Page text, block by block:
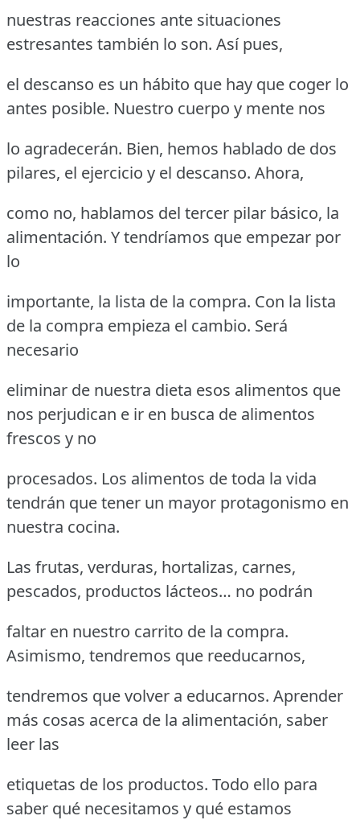
nuestras reacciones ante situaciones
estresantes también lo son. Así pues,
el descanso es un hábito que hay que coger lo
antes posible. Nuestro cuerpo y mente nos
lo agradecerán. Bien, hemos hablado de dos
pilares, el ejercicio y el descanso. Ahora,
como no, hablamos del tercer pilar básico, la
alimentación. Y tendríamos que empezar por
lo
importante, la lista de la compra. Con la lista
de la compra empieza el cambio. Será
necesario
eliminar de nuestra dieta esos alimentos que
nos perjudican e ir en busca de alimentos
frescos y no
procesados. Los alimentos de toda la vida
tendrán que tener un mayor protagonismo en
nuestra cocina.
Las frutas, verduras, hortalizas, carnes,
pescados, productos lácteos… no podrán
faltar en nuestro carrito de la compra.
Asimismo, tendremos que reeducarnos,
tendremos que volver a educarnos. Aprender
más cosas acerca de la alimentación, saber
leer las
etiquetas de los productos. Todo ello para
saber qué necesitamos y qué estamos